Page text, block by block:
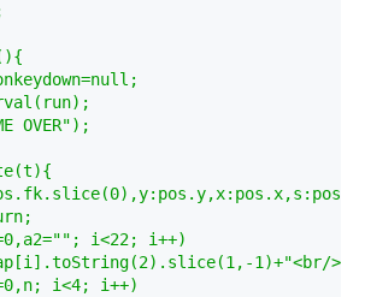
OVER");
i<22; i++)
1)+"<br/>";
i<4; i++)